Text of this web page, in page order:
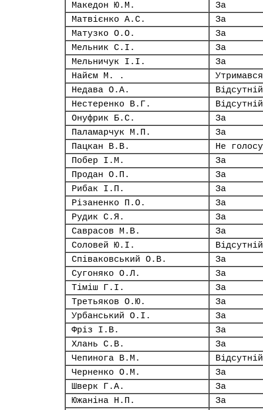
Македон Ю.М.
За
Матвієнко А.С.
За
Матузко О.О.
За
Мельник С.І.
За
Мельничук І.І.
За
Найєм М. .
Утримався
Недава О.А.
Відсутній
Нестеренко В.Г.
Відсутній
Онуфрик Б.С.
За
Паламарчук М.П.
За
Пацкан В.В.
Не
Побер І.М.
За
Продан О.П.
За
Рибак І.П.
За
Різаненко П.О.
За
Рудик С.Я.
За
Саврасов М.В.
За
Соловей Ю.І.
Відсутній
Співаковський О.В.
За
Сугоняко О.Л.
За
Тіміш Г.І.
За
Третьяков О.Ю.
За
Урбанський О.І.
За
Фріз І.В.
За
Хлань С.В.
За
Чепинога В.М.
Відсутній
Черненко О.М.
За
Шверк Г.А.
За
Южаніна Н.П.
За